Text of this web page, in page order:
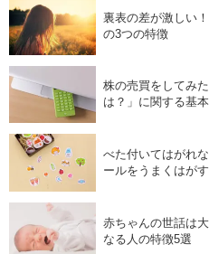
裏表の差が激しい
の3つの特徴
株の売買をしてみ
は？」に関する基
べた付いてはがれ
ールをうまくはが
赤ちゃんの世話は
なる人の特徴5選